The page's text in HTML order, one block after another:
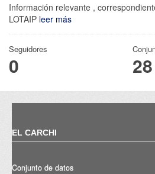
Información relevante ,
LOTAIP leer más
Seguidores
0 28
EL CARCHI
Conjunto de datos